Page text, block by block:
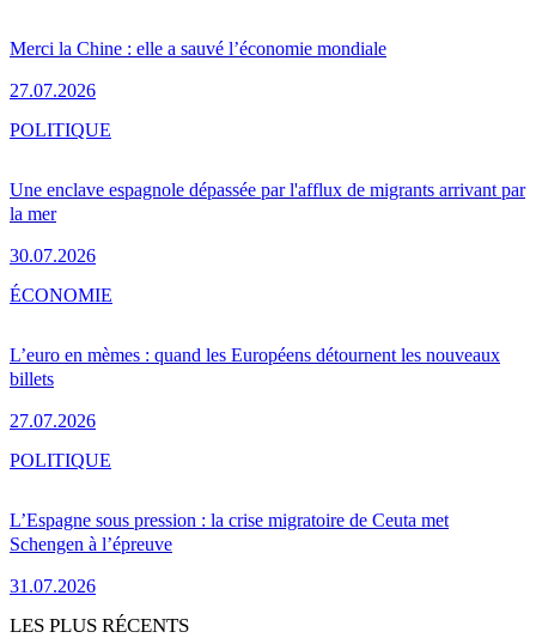
Merci la Chine : elle a sauvé l’économie mondiale
27.07.2026
Une enclave espagnole dépassée par l'afflux de migrants arrivant par
la mer
30.07.2026
POLITIQUE
L’euro en mèmes : quand les Européens détournent les nouveaux
billets
27.07.2026
ÉCONOMIE
L’Espagne sous pression : la crise migratoire de Ceuta met
Schengen à l’épreuve
31.07.2026
POLITIQUE
LES PLUS RÉCENTS